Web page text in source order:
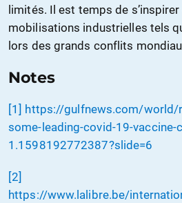
limités. Il est temps de
mobilisations industrielles tels
lors des grands conflits
Notes
[1] https://gulfnews.com/world/
some-leading-covid-19-vaccine-
1.1598192772387?slide=6
[2]
https://www.lalibre.be/